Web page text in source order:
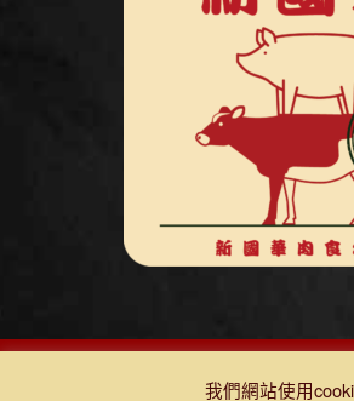
DESIGNED BY DJR 2021,
我們網站使用